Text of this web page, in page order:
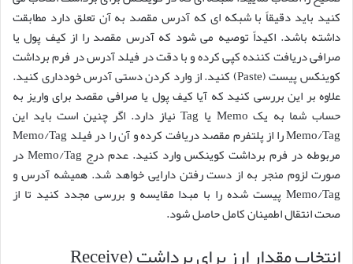
کنید باید دقیقاً با شبکه ای که آدرس مقصد به آن تعلق دارد مطابقت
داشته باشد. اکیداً توصیه می شود که آدرس مقصد را از کیف پول یا
صرافی دریافت کننده کپی کرده و با دقت در فیلد آدرس در فرم برداشت
کوینکس پیست (Paste) کنید. از وارد کردن دستی آدرس خودداری کنید.
علاوه بر این بررسی کنید که آیا کیف پول یا صرافی مقصد برای واریز به
حساب شما به یک Memo یا Tag نیاز دارد. اگر چنین است باید این
Memo/Tag را از پلتفرم مقصد دریافت کرده و آن را در فیلد Memo/Tag
مربوطه در فرم برداشت کوینکس وارد کنید. عدم درج Memo/Tag در
صورت لزوم منجر به از دست رفتن دارایی خواهد شد. همیشه آدرس و
Memo/Tag پیست شده را با مبدا مقایسه و بررسی مجدد کنید تا از
صحت انتقال اطمینان کامل حاصل شود.
انتخاب مقدار ارز برای برداشت (Receive